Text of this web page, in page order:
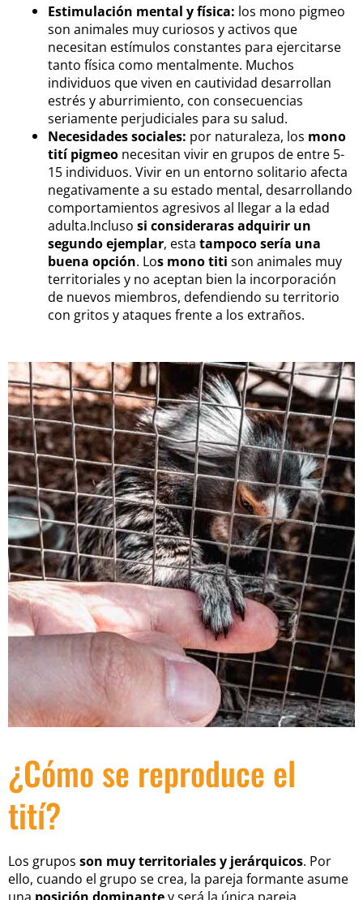
Estimulación mental y física: los mono pigmeo
son animales muy curiosos y activos que
necesitan estímulos constantes para ejercitarse
tanto física como mentalmente. Muchos
individuos que viven en cautividad desarrollan
estrés y aburrimiento, con consecuencias
seriamente perjudiciales para su salud.
Necesidades sociales: por naturaleza, los mono
tití pigmeo necesitan vivir en grupos de entre 5-
15 individuos. Vivir en un entorno solitario afecta
negativamente a su estado mental, desarrollando
comportamientos agresivos al llegar a la edad
adulta.Inclusosi consideraras adquirir un
segundo ejemplar, estatampoco sería una
buena opción. Los mono titi son animales muy
territoriales y no aceptan bien la incorporación
de nuevos miembros, defendiendo su territorio
con gritos y ataques frente a los extraños.
¿Cómo se reproduce el
tití?
Los grupos son muy territoriales y jerárquicos. Por
ello, cuando el grupo se crea, la pareja formante asume